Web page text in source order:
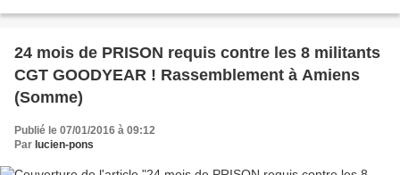
24 mois de PRISON requis contre les 8 militants
CGT GOODYEAR ! Rassemblement à Amiens
(Somme)
Publié le 07/01/2016 à 09:12
Par lucien-pons